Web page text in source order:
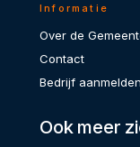
Informatie
Over de
Contact
Bedrijf aanmelden
Ook meer